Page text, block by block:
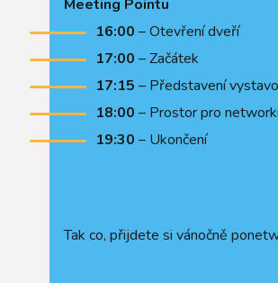
Meeting Pointu
16:00 – Otevření dveří
17:00 – Začátek
17:15 – Představení
18:00 – Prostor pro
19:30 – Ukončení
Tak co, přijdete si vánočně